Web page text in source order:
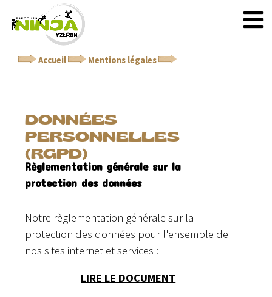
Accueil Mentions légales
DONNÉES
PERSONNELLES
(RGPD)
Règlementation générale sur la
protection des données
Notre règlementation générale sur la
protection des données pour l'ensemble de
nos sites internet et services :
LIRE LE DOCUMENT